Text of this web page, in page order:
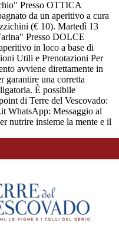
Presso OTTICA
da un aperitivo a cura
(€ 10). Martedì 13
Presso DOLCE
in loco a base di
Utili e Prenotazioni Per
avviene direttamente in
garantire una corretta
È possibile
di Terre del Vescovado:
WhatsApp: Messaggio al
nutrire insieme la mente e il